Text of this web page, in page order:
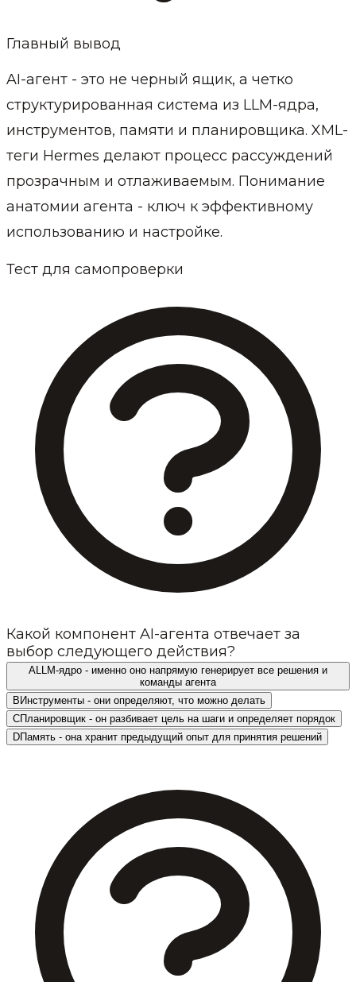
Главный вывод
AI-агент - это не черный ящик, а четко
структурированная система из LLM-ядра,
инструментов, памяти и планировщика. XML-
теги Hermes делают процесс рассуждений
прозрачным и отлаживаемым. Понимание
анатомии агента - ключ к эффективному
использованию и настройке.
Тест для самопроверки
Какой компонент AI-агента отвечает за
выбор следующего действия?
ALLM-ядро - именно оно напрямую генерирует все решения и
команды агента
B Инструменты - они определяют, что можно делать
CПланировщик - он разбивает цель на шаги и определяет порядок
DПамять - она хранит предыдущий опыт для принятия решений